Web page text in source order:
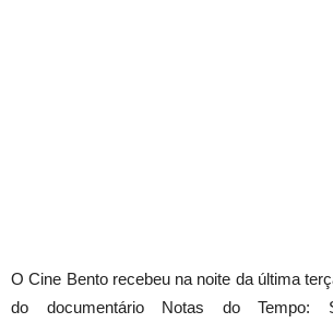
O Cine Bento recebeu na noite da última
do documentário Notas do Tempo: